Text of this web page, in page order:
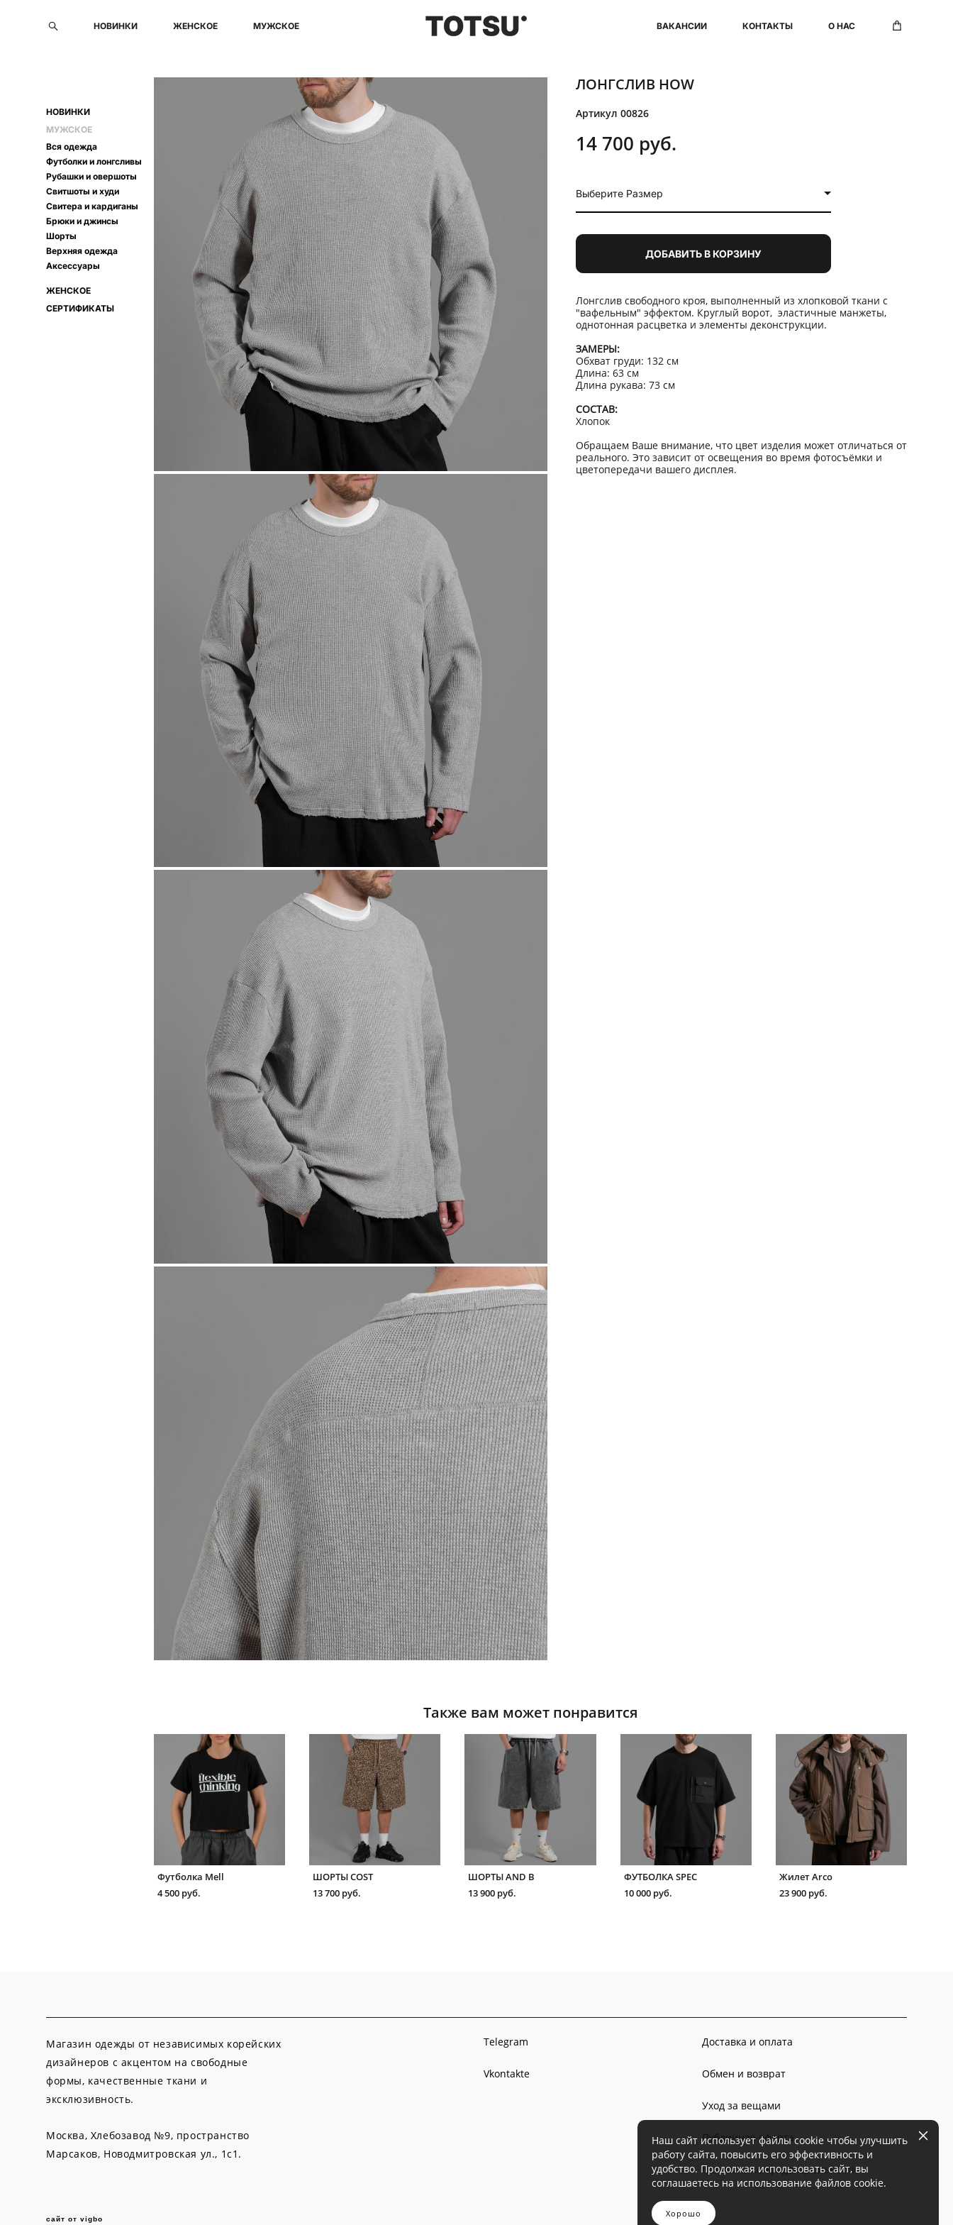
НОВИНКИ ЖЕНСКОЕ МУЖСКОЕ ВАКАНСИИ КОНТАКТЫ О НАС
НОВИНКИ ЖЕНСКОЕ МУЖСКОЕ ВАКАНСИИ КОНТАКТЫ О НАС
НОВИНКИ
МУЖСКОЕ
Вся одежда
Футболки и лонгсливы
Рубашки и овершоты
Свитшоты и худи
Свитера и кардиганы
Брюки и джинсы
Шорты
Верхняя одежда
Аксессуары
ЖЕНСКОЕ
СЕРТИФИКАТЫ
ЛОНГСЛИВ HOW
Артикул 00826
14 700 pуб.
Выберите Размер
ДОБАВИТЬ В КОРЗИНУ
Лонгслив свободного кроя, выполненный из хлопковой ткани с
"вафельным" эффектом. Круглый ворот, эластичные манжеты,
однотонная расцветка и элементы деконструкции.
ЗАМЕРЫ:
Обхват груди: 132 см
Длина: 63 см
Длина рукава: 73 см
СОСТАВ:
Хлопок
Обращаем Ваше внимание, что цвет изделия может отличаться от
реального. Это зависит от освещения во время фотосъёмки и
цветопередачи вашего дисплея.
Также вам может понравится
Футболка Mell
4 500 pуб.
ШОРТЫ COST
13 700 pуб.
ШОРТЫ AND B
13 900 pуб.
ФУТБОЛКА SPEC
10 000 pуб.
Жилет Arco
23 900 pуб.
Магазин одежды от независимых корейских
дизайнеров с акцентом на свободные
формы, качественные ткани и
эксклюзивность.
Москва, Хлебозавод №9, пространство
Марсаков, Новодмитровская ул., 1с1.
Telegram
Vkontakte
Доставка и оплата
Обмен и возврат
Уход за вещами
Публичная оферта
Политика конфиденциальности
сайт от vigbo
Наш сайт использует файлы cookie чтобы улучшить
работу сайта, повысить его эффективность и
удобство. Продолжая использовать сайт, вы
соглашаетесь на использование файлов cookie.
Хорошо